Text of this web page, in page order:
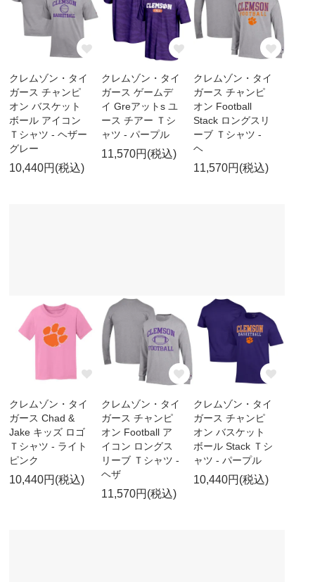
クレムゾン・タイ
ガース チャンピ
オン バスケット
ボール アイコン
Ｔシャツ - ヘザー
グレー
10,440円(税込)
クレムゾン・タイ
ガース ゲームデ
イ Greアットs ユ
ース チアー Ｔシ
ャツ - パープル
11,570円(税込)
クレムゾン・タイ
ガース チャンピ
オン Football
Stack ロングスリ
ーブ Ｔシャツ -
ヘ
11,570円(税込)
クレムゾン・タイ
ガース Chad &
Jake キッズ ロゴ
Ｔシャツ - ライト
ピンク
10,440円(税込)
クレムゾン・タイ
ガース チャンピ
オン Football ア
イコン ロングス
リーブ Ｔシャツ -
ヘザ
11,570円(税込)
クレムゾン・タイ
ガース チャンピ
オン バスケット
ボール Stack Ｔシ
ャツ - パープル
10,440円(税込)